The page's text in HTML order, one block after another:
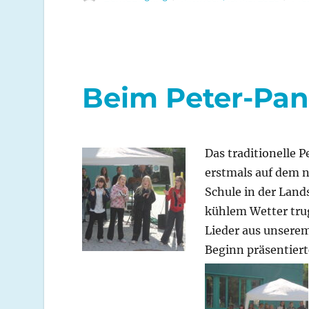
Beim Peter-
Das traditionelle
erstmals auf dem
Schule in der
kühlem Wetter
Lieder aus
Beginn